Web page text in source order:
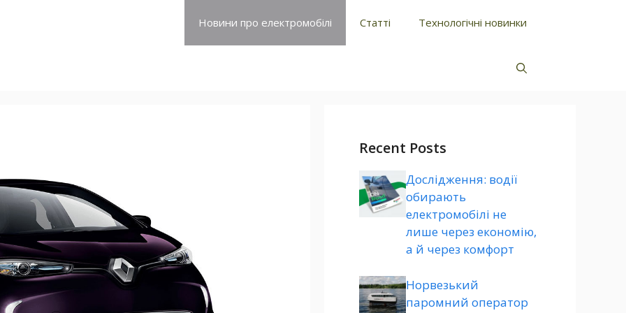
Новини про електромобілі Статті Технологічні новинки
Recent Posts
Дослідження: водії
обирають
електромобілі не
лише через економію,
а й через комфорт
Норвезький
паромний оператор